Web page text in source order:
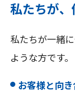
私たちが
私たちが一緒
ような方です。
お客様と向